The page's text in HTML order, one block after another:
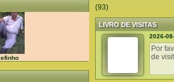
efinho
(93)
LIVRO DE VISITAS
2026-